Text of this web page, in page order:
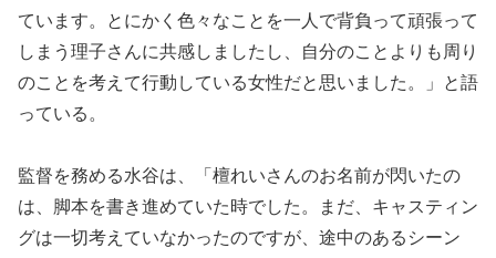
ています。とにかく色々なことを一人で背負って頑張って
しまう理子さんに共感しましたし、自分のことよりも周り
のことを考えて行動している女性だと思いました。」と語
っている。
監督を務める水谷は、「檀れいさんのお名前が閃いたの
は、脚本を書き進めていた時でした。まだ、キャスティン
グは一切考えていなかったのですが、途中のあるシーン